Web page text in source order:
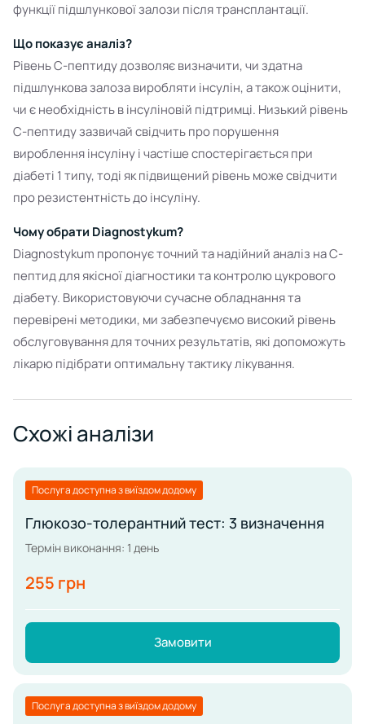
функції підшлункової залози після трансплантації.
Що показує аналіз?
Рівень С-пептиду дозволяє визначити, чи здатна
підшлункова залоза виробляти інсулін, а також оцінити,
чи є необхідність в інсуліновій підтримці. Низький рівень
С-пептиду зазвичай свідчить про порушення
вироблення інсуліну і частіше спостерігається при
діабеті 1 типу, тоді як підвищений рівень може свідчити
про резистентність до інсуліну.
Чому обрати Diagnostykum?
Diagnostykum пропонує точний та надійний аналіз на С-
пептид для якісної діагностики та контролю цукрового
діабету. Використовуючи сучасне обладнання та
перевірені методики, ми забезпечуємо високий рівень
обслуговування для точних результатів, які допоможуть
лікарю підібрати оптимальну тактику лікування.
Схожі аналізи
Послуга доступна з виїздом додому
Глюкозо-толерантний тест: 3 визначення
Термін виконання: 1 день
255 грн
Замовити
Послуга доступна з виїздом додому